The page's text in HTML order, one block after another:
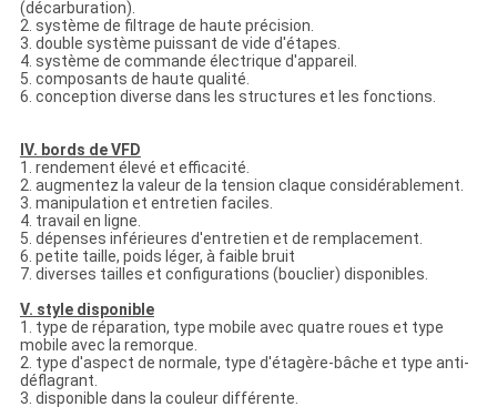
(décarburation).
2. système de filtrage de haute précision.
3. double système puissant de vide d'étapes.
4. système de commande électrique d'appareil.
5. composants de haute qualité.
6. conception diverse dans les structures et les fonctions.
IV. bords de VFD
1. rendement élevé et efficacité.
2. augmentez la valeur de la tension claque considérablement.
3. manipulation et entretien faciles.
4. travail en ligne.
5. dépenses inférieures d'entretien et de remplacement.
6. petite taille, poids léger, à faible bruit
7. diverses tailles et configurations (bouclier) disponibles.
V. style disponible
1. type de réparation, type mobile avec quatre roues et type
mobile avec la remorque.
2. type d'aspect de normale, type d'étagère-bâche et type anti-
déflagrant.
3. disponible dans la couleur différente.